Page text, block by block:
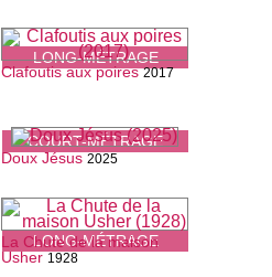
LONG-MÉTRAGE
COURT-MÉTRAGE
Clafoutis aux poires 2017
LONG-MÉTRAGE
Doux Jésus 2025
La Chute de la maison
Usher 1928